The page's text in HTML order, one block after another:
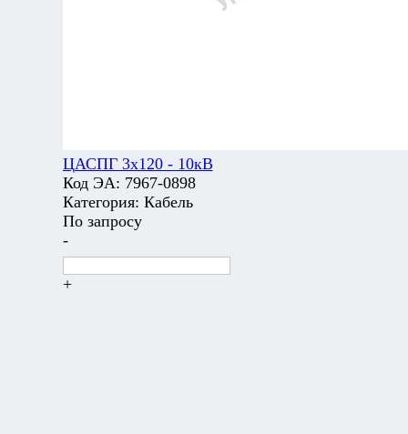
ЦАСПГ 3х120 - 10кВ
Код ЭА: 7967-0898
Категория: Кабель
По запросу
-
+